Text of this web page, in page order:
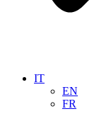
IT
EN
FR